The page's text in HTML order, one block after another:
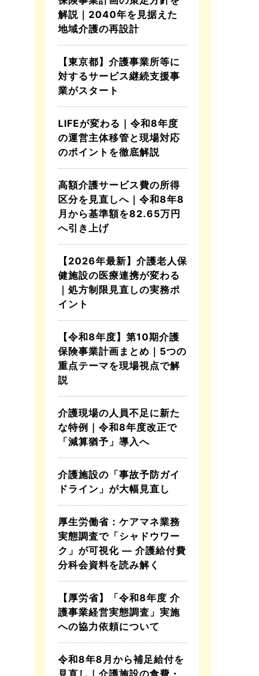
解説｜2040年を見据えた
地域介護の再設計
【東京都】介護事業所等に
対するサービス継続支援事
業がスタート
LIFEが変わる｜令和8年度
の運営主体移管と現場対応
のポイントを徹底解説
高額介護サービス費の所得
区分を見直しへ｜令和8年8
月から基準額を82.65万円
へ引き上げ
【2026年最新】介護老人保
健施設の医療連携が変わる
｜処方制限見直しの実務ポ
イント
【令和8年度】第10期介護
保険事業計画まとめ｜5つの
重点テーマを現場視点で解
説
介護現場の人員不足に新た
な特例｜令和8年度改正で
「減算猶予」導入へ
介護施設の「事故予防ガイ
ドライン」が大幅見直し
厚生労働省：ケアマネ業務
実態調査で「シャドウワー
ク」が可視化 ― 介護給付費
分科会資料を読み解く
【厚労省】「令和8年度 介
護事業経営実態調査」実施
への協力依頼について
令和8年8月から補足給付を
見直し｜介護施設の食費・